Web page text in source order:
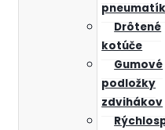
pneumatík
Drôtené
kotúče
Gumové
podložky
zdvihákov